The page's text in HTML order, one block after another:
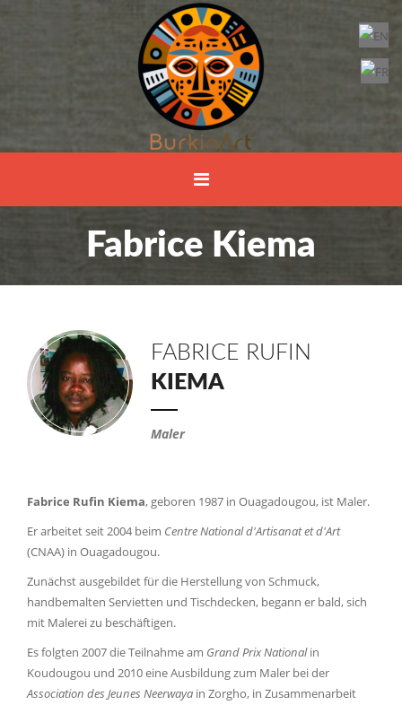
Fabrice Kiema
FABRICE RUFIN
KIEMA
Maler
Fabrice Rufin Kiema, geboren 1987 in Ouagadougou, ist Maler.
Er arbeitet seit 2004 beim Centre National d'Artisanat et d'Art
(CNAA) in Ouagadougou.
Zunächst ausgebildet für die Herstellung von Schmuck,
handbemalten Servietten und Tischdecken, begann er bald, sich
mit Malerei zu beschäftigen.
Es folgten 2007 die Teilnahme am Grand Prix Nationalin
Koudougou und 2010 eine Ausbildung zum Maler bei der
Association des Jeunes Neerwaya in Zorgho, in Zusammenarbeit